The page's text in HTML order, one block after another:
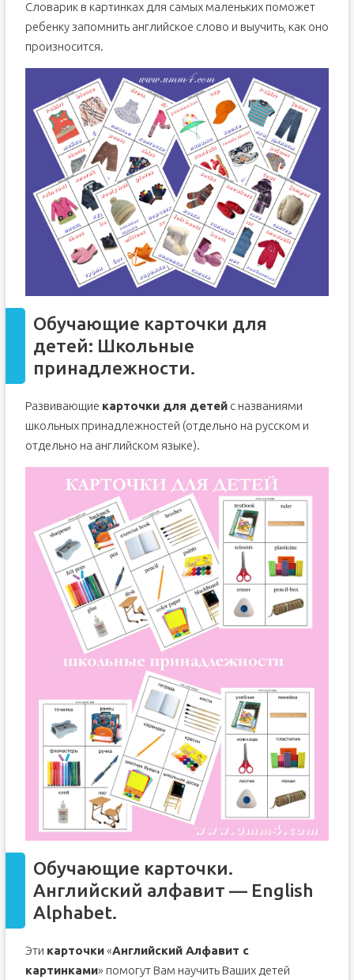
Словарик в картинках для самых маленьких поможет
ребенку запомнить английское слово и выучить, как оно
произносится.
Обучающие карточки для
детей: Школьные
принадлежности.
Развивающие карточки для детейс названиями
школьных принадлежностей (отдельно на русском и
отдельно на английском языке).
Обучающие карточки.
Английский алфавит — English
Alphabet.
Эти карточки«Английский Алфавит с
картинками» помогут Вам научить Ваших детей